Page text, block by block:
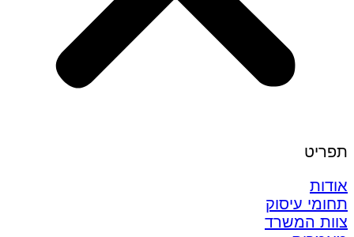
תפריט
אודות
תחומי עיסוק
צוות המשרד